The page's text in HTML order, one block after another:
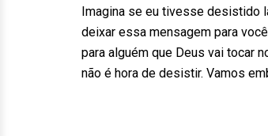
Imagina se eu tivesse desistido
deixar essa mensagem para
para alguém que Deus vai tocar
não é hora de desistir. Vamos